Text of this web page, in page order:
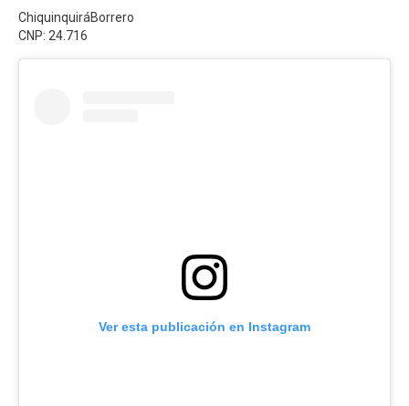
ChiquinquiráBorrero
CNP: 24.716
Ver esta publicación en Instagram